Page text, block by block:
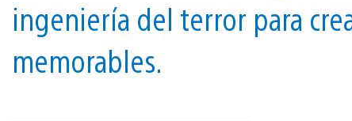
ingeniería del terror para
memorables.